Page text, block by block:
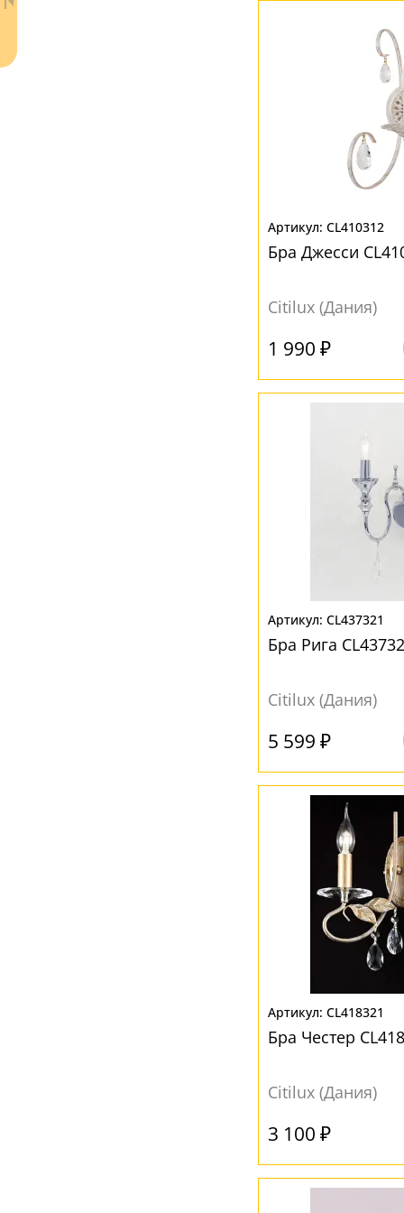
- бесплатно по России
CL410312
Бра Джесси
Citilux (Дания)
1 990 ₽
CL437321
Бра Рига
Citilux (Дания)
5 599 ₽
CL418321
Бра Честер
Citilux (Дания)
3 100 ₽